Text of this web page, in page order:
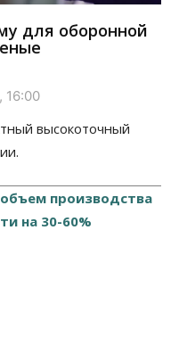
для оборонной
16:00
высокоточный